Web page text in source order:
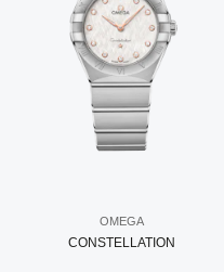
OMEGA
CONSTELLATION